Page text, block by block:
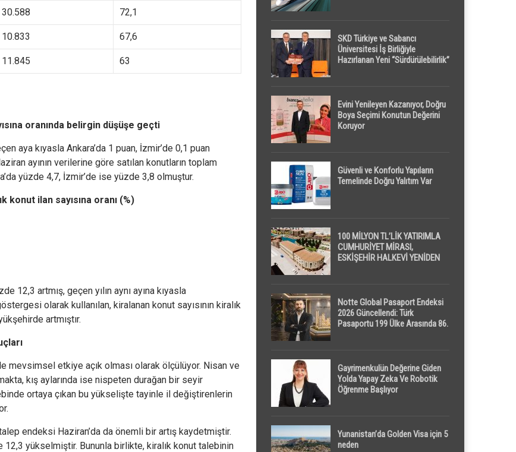
30.588 72,1
10.833 67,6
11.845 63
oranında belirgin düşüşe geçti
aya kıyasla Ankara’da 1 puan, İzmir’de 0,1 puan
ayının verilerine göre satılan konutların toplam
yüzde 4,7, İzmir’de ise yüzde 3,8 olmuştur.
konut ilan sayısına oranı (%)
12,3 artmış, geçen yılın aynı ayına kıyasla
olarak kullanılan, kiralanan konut sayısının kiralık
artmıştır.
mevsimsel etkiye açık olması olarak ölçülüyor. Nisan ve
kış aylarında ise nispeten durağan bir seyir
ortaya çıkan bu yükselişte tayinle il değiştirenlerin
endeksi Haziran’da da önemli bir artış kaydetmiştir.
12,3 yükselmiştir. Bununla birlikte, kiralık konut talebinin
SKD Türkiye ve Sabancı
Üniversitesi İş Birliğiyle
Hazırlanan Yeni “Sürdürülebilirlik”
Evini Yenileyen Kazanıyor, Doğru
Boya Seçimi Konutun Değerini
Koruyor
Güvenli ve Konforlu Yapıların
Temelinde Doğru Yalıtım Var
100 MİLYON TL’LİK YATIRIMLA
CUMHURİYET MİRASI,
ESKİŞEHİR HALKEVİ YENİDEN
Notte Global Pasaport Endeksi
2026 Güncellendi: Türk
Pasaportu 199 Ülke Arasında 86.
Gayrimenkulün Değerine Giden
Yolda Yapay Zeka Ve Robotik
Öğrenme Başlıyor
Yunanistan’da Golden Visa için 5
neden